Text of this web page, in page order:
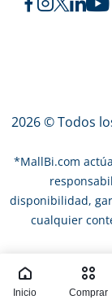
2026 © Todos
*MallBi.com
disponibilidad,
cualquier
Inicio Comprar